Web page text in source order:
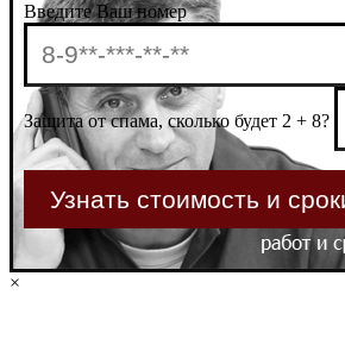
Введите Ваш номер
Защита от спама, сколько будет 2 + 8?
×